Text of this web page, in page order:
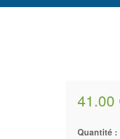
41.00
Quantité :